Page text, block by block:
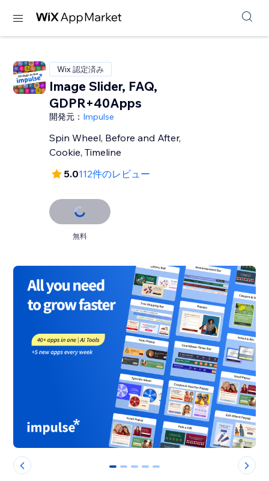
Wix 認定済み
Image Slider, FAQ,
GDPR+40Apps
開発元： Impulse
Spin Wheel, Before and After,
Cookie, Timeline
5.0112件のレビュー
無料
0 1 2 3 4